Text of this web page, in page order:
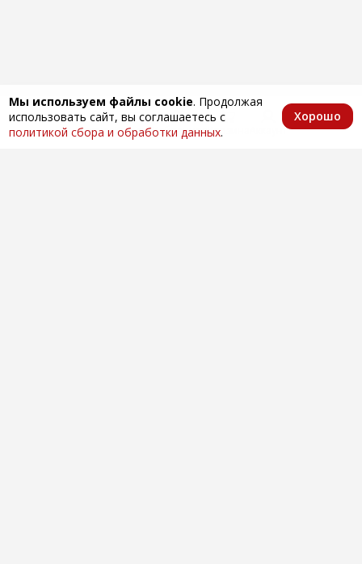
Мы используем файлы cookie. Продолжая
использовать сайт, вы соглашаетесь с
политикой сбора и обработки данных.
Хорошо
Главная КаталогИзбранноеКорзина Аккаунт